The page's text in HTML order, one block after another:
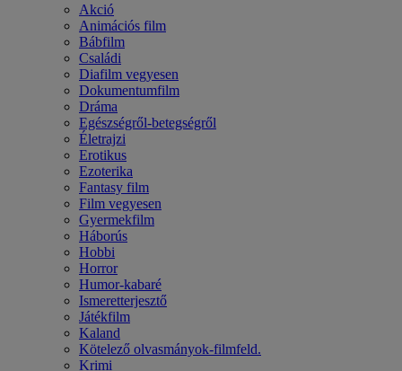
Akció
Animációs film
Bábfilm
Családi
Diafilm vegyesen
Dokumentumfilm
Dráma
Egészségről-betegségről
Életrajzi
Erotikus
Ezoterika
Fantasy film
Film vegyesen
Gyermekfilm
Háborús
Hobbi
Horror
Humor-kabaré
Ismeretterjesztő
Játékfilm
Kaland
Kötelező olvasmányok-filmfeld.
Krimi